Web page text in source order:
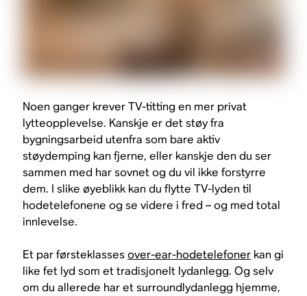
Noen ganger krever TV-titting en mer privat
lytteopplevelse. Kanskje er det støy fra
bygningsarbeid utenfra som bare aktiv
støydemping kan fjerne, eller kanskje den du ser
sammen med har sovnet og du vil ikke forstyrre
dem. I slike øyeblikk kan du flytte TV-lyden til
hodetelefonene og se videre i fred – og med total
innlevelse.
Et par førsteklassesover-ear-hodetelefoner kan gi
like fet lyd som et tradisjonelt lydanlegg. Og selv
om du allerede har et surroundlydanlegg hjemme,